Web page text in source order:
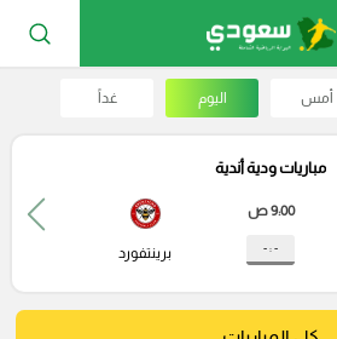
أمس اليوم غداً
مباريات ودية أندية
9:00 ص
- : - برينتفورد